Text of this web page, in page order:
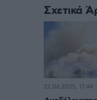
Σχετικά
22.06.2025, 17:44